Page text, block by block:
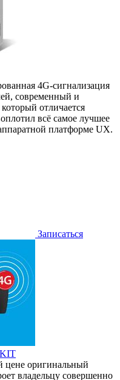
4G-сигнализация
современный и
отличается
всё самое лучшее
платформе UX.
Записаться
KIT
цене оригинальный
владельцу совершенно